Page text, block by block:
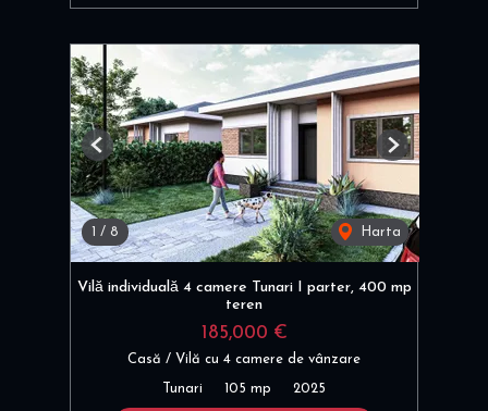
1 / 8 Harta
Previous Next
Vilă individuală 4 camere Tunari I parter, 400 mp
teren
185,000 €
Casă / Vilă cu 4 camere de vânzare
Tunari 105 mp 2025